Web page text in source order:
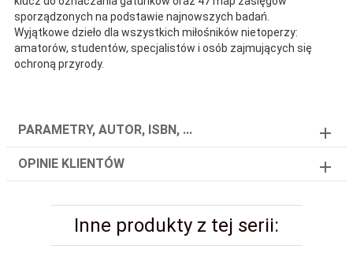
sporządzonych na podstawie najnowszych badań.
Wyjątkowe dzieło dla wszystkich miłośników nietoperzy:
amatorów, studentów, specjalistów i osób zajmujących się
ochroną przyrody.
PARAMETRY, AUTOR, ISBN, ...
OPINIE KLIENTÓW
Inne produkty z tej serii: